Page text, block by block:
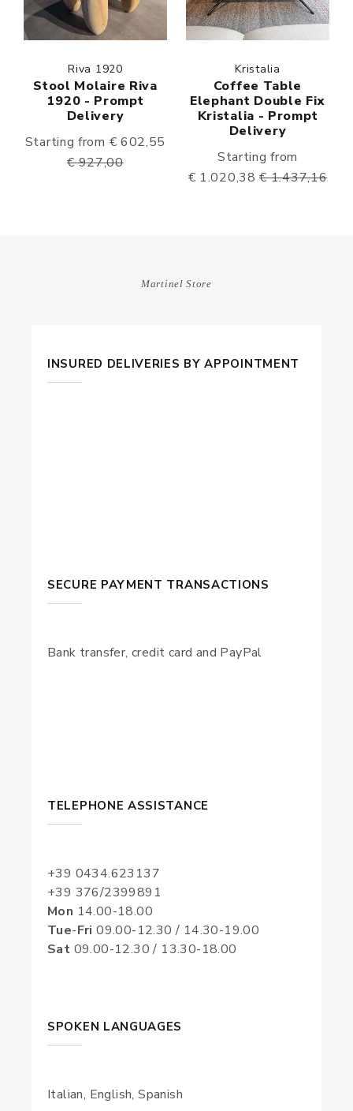
Riva 1920
Stool Molaire Riva
1920 - Prompt
Delivery
Starting from € 602,55
€ 927,00
Kristalia
Coffee Table
Elephant Double Fix
Kristalia - Prompt
Delivery
Starting from
€ 1.020,38€ 1.437,16
Martinel Store
INSURED DELIVERIES BY APPOINTMENT
SECURE PAYMENT TRANSACTIONS
Bank transfer, credit card and PayPal
TELEPHONE ASSISTANCE
+39 0434.623137
+39 376/2399891
Mon 14.00-18.00
Tue-Fri09.00-12.30 / 14.30-19.00
Sat 09.00-12.30 / 13.30-18.00
SPOKEN LANGUAGES
Italian, English, Spanish